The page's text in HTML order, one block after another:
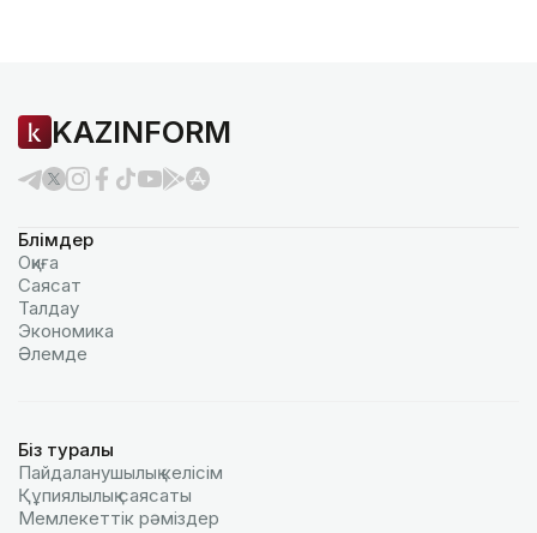
KAZINFORM
Бөлімдер
Оқиға
Саясат
Талдау
Экономика
Әлемде
Біз туралы
Пайдаланушылық келiciм
Құпиялылық саясаты
Мемлекеттік рәміздер